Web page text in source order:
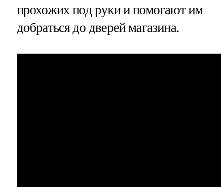
прохожих под руки и помогают им
добраться до дверей магазина.